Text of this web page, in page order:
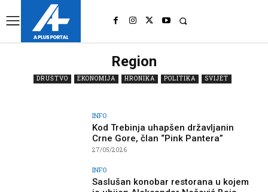
Region
DRUŠTVO EKONOMIJA HRONIKA POLITIKA SVIJET
INFO
Kod Trebinja uhapšen državljanin
Crne Gore, član “Pink Pantera”
27/05/2026
INFO
Saslušan konobar restorana u kojem